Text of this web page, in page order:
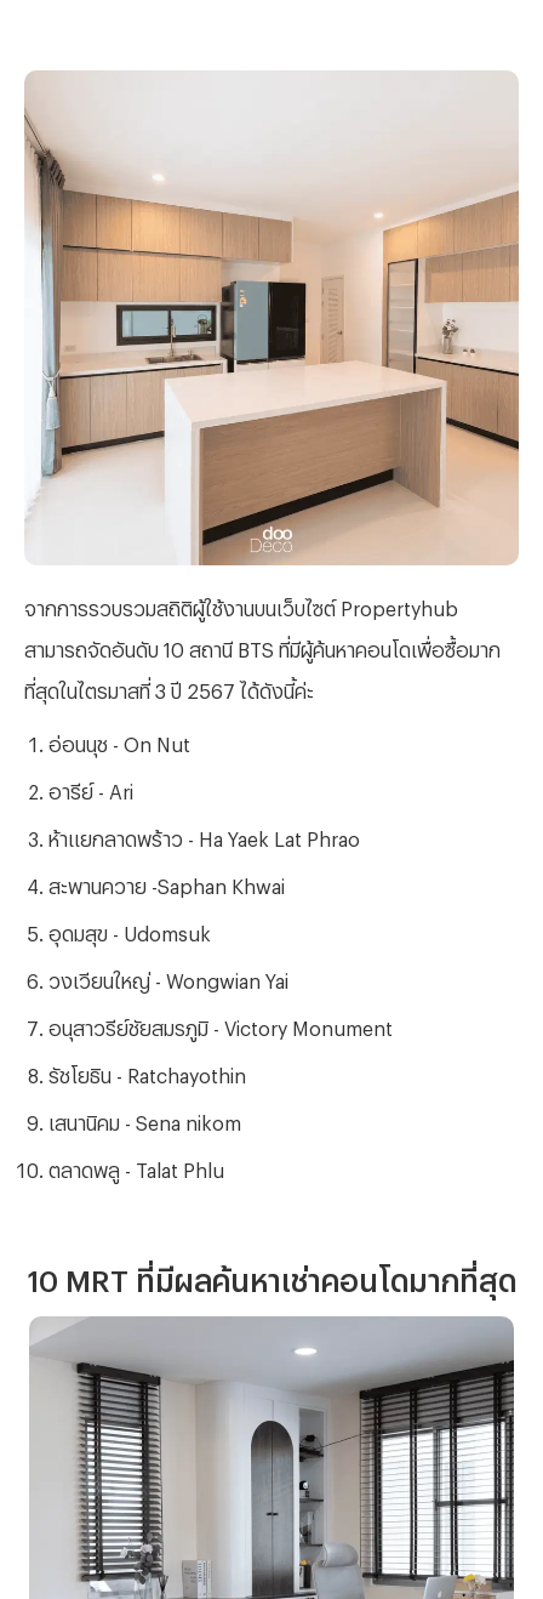
จากการรวบรวมสถิติผู้ใช้งานบนเว็บไซต์ Propertyhub
สามารถจัดอันดับ 10 สถานี BTS ที่มีผู้ค้นหาคอนโดเพื่อซื้อมาก
ที่สุดในไตรมาสที่ 3 ปี 2567 ได้ดังนี้ค่ะ
อ่อนนุช - On Nut
อารีย์ - Ari
ห้าแยกลาดพร้าว - Ha Yaek Lat Phrao
สะพานควาย -Saphan Khwai
อุดมสุข - Udomsuk
วงเวียนใหญ่ - Wongwian Yai
อนุสาวรีย์ชัยสมรภูมิ - Victory Monument
รัชโยธิน - Ratchayothin
เสนานิคม - Sena nikom
ตลาดพลู - Talat Phlu
10 MRT ที่มีผลค้นหาเช่าคอนโดมากที่สุด